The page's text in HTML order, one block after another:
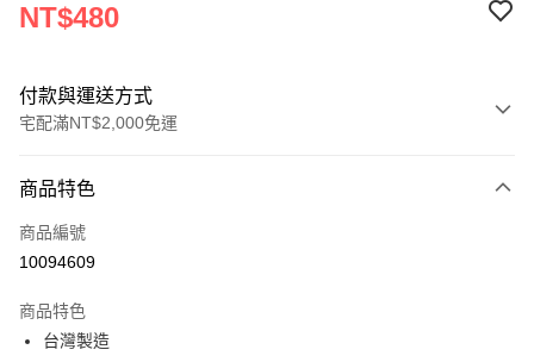
NT$480
付款與運送方式
宅配滿NT$2,000免運
信用卡一次付款
運送方式
宅配
每筆NT$100，滿NT$2,000(含以上)免運費
商品特色
商品編號
10094609
商品特色
台灣製造